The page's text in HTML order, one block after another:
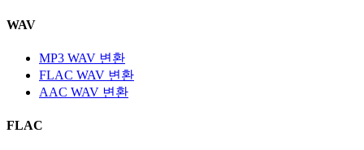
WAV
MP3 WAV 변환
FLAC WAV 변환
AAC WAV 변환
FLAC